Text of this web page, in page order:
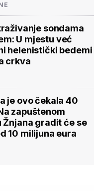
sondama
U mjestu već
helenistički bedemi
crkva
je ovo čekala 40
zapuštenom
Žnjana gradit će se
10 milijuna eura